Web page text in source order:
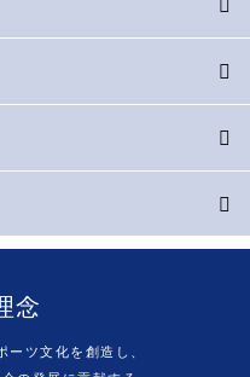
念
ツ文化を創造し、